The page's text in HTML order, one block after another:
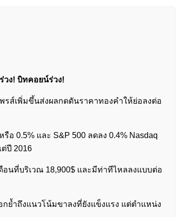
วง! บิทคอยน์ร่วง!
พรส์เพิ่มขึ้นส่งผลกดดันราคาทองคำให้ย่อลงต่อ
อ 0.5% และ S&P 500 ลดลง 0.4% Nasdaq
ปี 2016
อนที่บริเวณ 18,900$ และมีท่าทีไหลลงแบบต่อ
ย้ำถึงแนวโน้มขาลงที่ยังแข็งแรง แต่ตำแหน่ง